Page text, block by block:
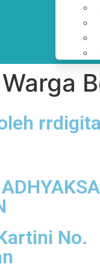
No.